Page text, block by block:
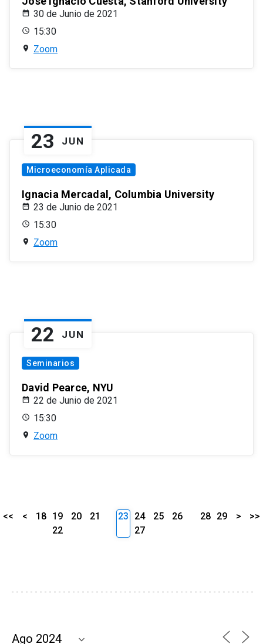
30 de Junio de 2021
15:30
Zoom
23 JUN
Microeconomía Aplicada
Ignacia Mercadal, Columbia University
23 de Junio de 2021
15:30
Zoom
22 JUN
Seminarios
David Pearce, NYU
22 de Junio de 2021
15:30
Zoom
<< < 18 19 20
21
22
23 24 25
26
27
28 29 > >>